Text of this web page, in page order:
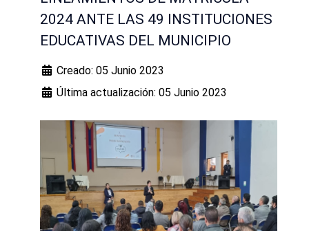
2024 ANTE LAS 49 INSTITUCIONES
EDUCATIVAS DEL MUNICIPIO
Creado: 05 Junio 2023
Última actualización: 05 Junio 2023